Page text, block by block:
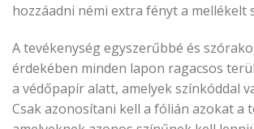
hozzáadni némi extra fényt a mellékelt
A tevékenység egyszerűbbé és
érdekében minden lapon ragacsos
a védőpapír alatt, amelyek színkóddal
Csak azonosítani kell a fólián azokat a